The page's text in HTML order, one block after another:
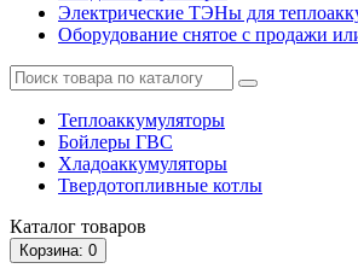
Электрические ТЭНы для
Оборудование снятое с продажи
Теплоаккумуляторы
Бойлеры ГВС
Хладоаккумуляторы
Твердотопливные котлы
Каталог товаров
Корзина: 0